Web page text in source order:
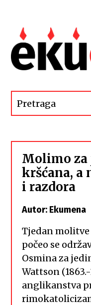
Molimo
kršćana, a
i razdora
Autor: Ekumena
Tjedan
počeo se
Osmina za
Wattson
anglikanstva